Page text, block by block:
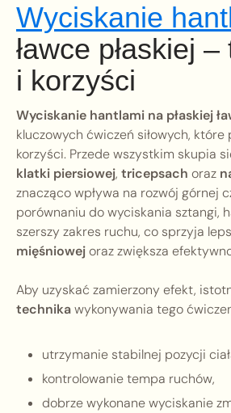
Wyciskanie
ławce płaskiej
i korzyści
Wyciskanie hantlami na płaskiej
kluczowych ćwiczeń siłowych, które
korzyści. Przede wszystkim skupia
klatki piersiowej, tricepsach oraz
znacząco wpływa na rozwój górnej
porównaniu do wyciskania sztangi,
szerszy zakres ruchu, co sprzyja
mięśniowejoraz zwiększa
Aby uzyskać zamierzony efekt,
technikawykonywania tego
utrzymanie stabilnej pozycji
kontrolowanie tempa ruchów,
dobrze wykonane wyciskanie